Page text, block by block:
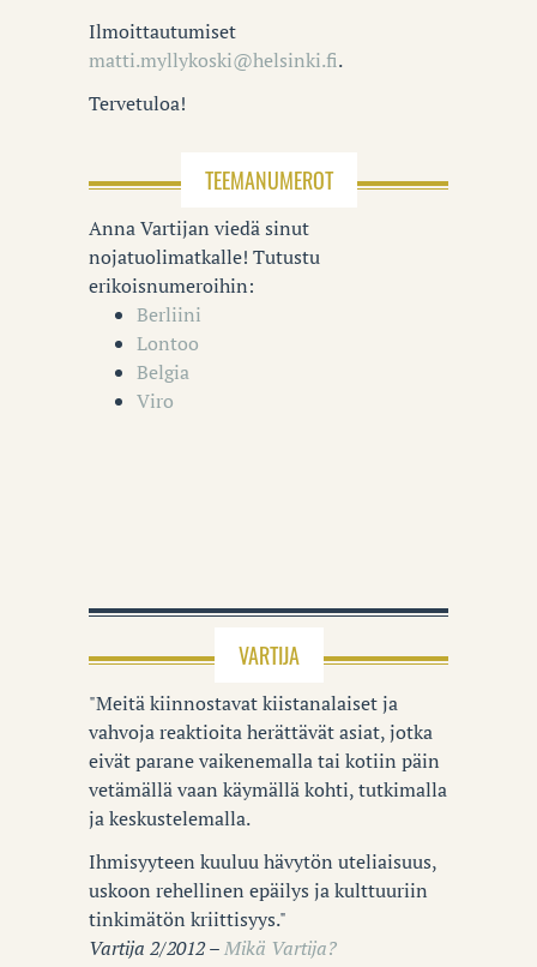
Ilmoittautumiset
matti.myllykoski@helsinki.fi.
Tervetuloa!
TEEMANUMEROT
Anna Vartijan viedä sinut
nojatuolimatkalle! Tutustu
erikoisnumeroihin:
Berliini
Lontoo
Belgia
Viro
VARTIJA
"Meitä kiinnostavat kiistanalaiset ja
vahvoja reaktioita herättävät asiat, jotka
eivät parane vaikenemalla tai kotiin päin
vetämällä vaan käymällä kohti, tutkimalla
ja keskustelemalla.
Ihmisyyteen kuuluu hävytön uteliaisuus,
uskoon rehellinen epäilys ja kulttuuriin
tinkimätön kriittisyys."
Vartija 2/2012 –Mikä Vartija?